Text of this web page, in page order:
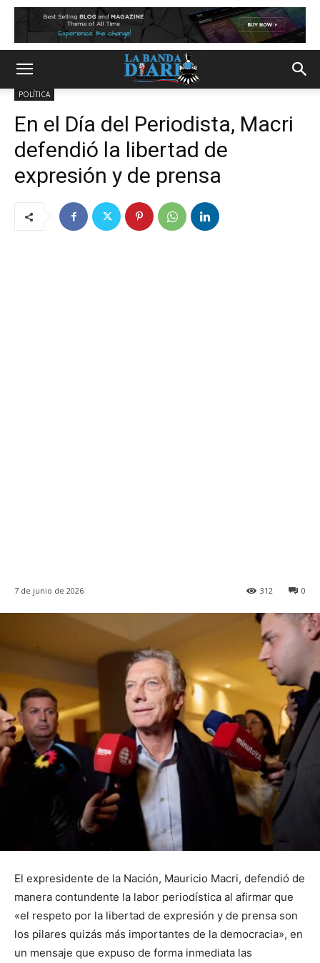
POLÍTICA
En el Día del Periodista, Macri
defendió la libertad de
expresión y de prensa
7 de junio de 2026 0
312
El expresidente de la Nación, Mauricio Macri, defendió de
manera contundente la labor periodística al afirmar que
«el respeto por la libertad de expresión y de prensa son
los pilares quizás más importantes de la democracia», en
un mensaje que expuso de forma inmediata las